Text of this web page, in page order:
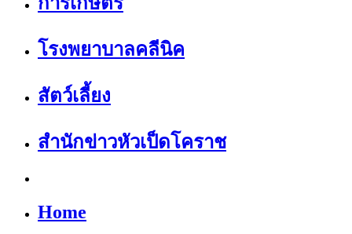
โรงพยาบาลคลีนิค
สัตว์เลี้ยง
สำนักข่าวหัวเป็ดโคราช
Home